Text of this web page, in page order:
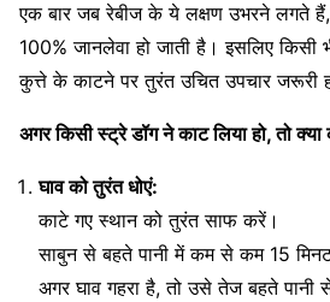
एक बार जब रेबीज के ये लक्षण उभरने लगते हैं,
100% जानलेवा हो जाती है। इसलिए किसी
कुत्ते के काटने पर तुरंत उचित उपचार जरूरी
अगर किसी स्ट्रे डॉग ने काट लिया हो, तो
घाव को तुरंत धोएं:
काटे गए स्थान को तुरंत साफ करें।
साबुन से बहते पानी में कम से कम 15
अगर घाव गहरा है, तो उसे तेज बहते पानी